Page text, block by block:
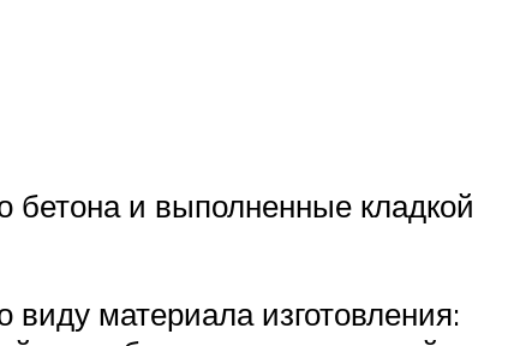
бетона и выполненные кладкой
материала изготовления: